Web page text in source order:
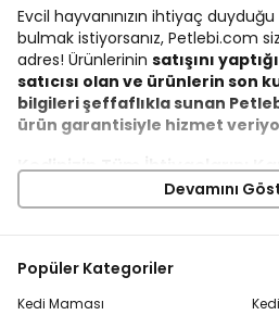
Evcil hayvanınızın ihtiyaç
bulmak istiyorsanız, Petlebi.com
adres! Ürünlerinin satışını
satıcısı olan ve ürünlerin son
bilgileri şeffaflıkla sunan
ürün garantisiyle hizmet
Kedinizin Tüm İhtiyaçlarını
rahatlık içinkedi kumları
ve yatakları; bakım ve sağlık için
Devamını
Popüler Kategoriler
Kedi Maması